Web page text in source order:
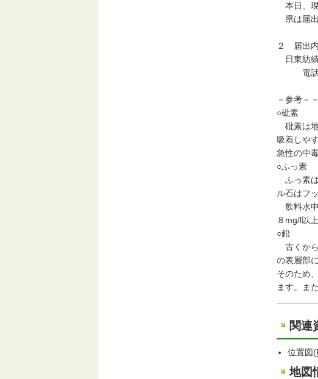
本日、現
県は届出
２ 届出
日東紡
電話 ０
－参考－
○砒素
砒素は地
吸着しや
急性の中
○ふっ素
ふっ素は
ル石はフ
飲料水中
８mg/l以
○鉛
古くから
の表層部
そのため
ます。ま
関連
位置図(
地図